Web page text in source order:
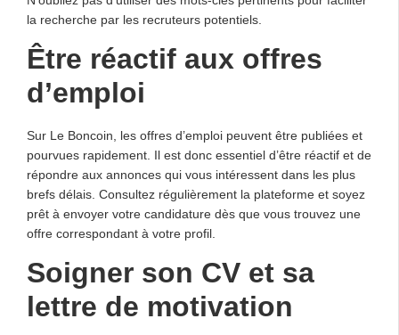
la recherche par les recruteurs potentiels.
Être réactif aux offres
d’emploi
Sur Le Boncoin, les offres d’emploi peuvent être publiées et
pourvues rapidement. Il est donc essentiel d’être réactif et de
répondre aux annonces qui vous intéressent dans les plus
brefs délais. Consultez régulièrement la plateforme et soyez
prêt à envoyer votre candidature dès que vous trouvez une
offre correspondant à votre profil.
Soigner son CV et sa
lettre de motivation